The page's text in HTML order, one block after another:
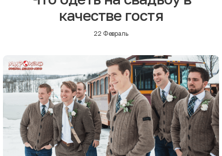
качестве гостя
22 Февраль